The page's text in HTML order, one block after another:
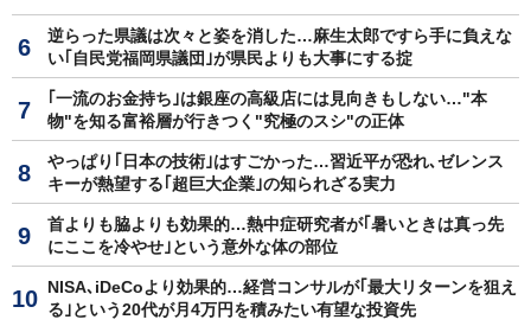
逆らった県議は次々と姿を消した…麻生太郎ですら手に負えな
い｢自民党福岡県議団｣が県民よりも大事にする掟
｢一流のお金持ち｣は銀座の高級店には見向きもしない…"本
物"を知る富裕層が行きつく"究極のスシ"の正体
やっぱり｢日本の技術｣はすごかった…習近平が恐れ､ゼレンス
キーが熱望する｢超巨大企業｣の知られざる実力
首よりも脇よりも効果的…熱中症研究者が｢暑いときは真っ先
にここを冷やせ｣という意外な体の部位
NISA､iDeCoより効果的…経営コンサルが｢最大リターンを狙え
る｣という20代が月4万円を積みたい有望な投資先